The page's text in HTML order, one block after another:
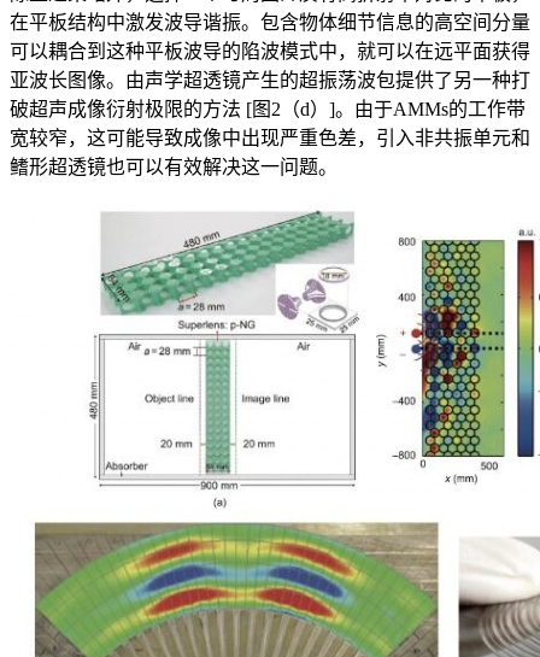
在平板结构中激发波导谐振。包含物体细节信息的高空间分量
可以耦合到这种平板波导的陷波模式中，就可以在远平面获得
亚波长图像。由声学超透镜产生的超振荡波包提供了另一种打
破超声成像衍射极限的方法 [图2（d）]。由于AMMs的工作带
宽较窄，这可能导致成像中出现严重色差，引入非共振单元和
鳍形超透镜也可以有效解决这一问题。